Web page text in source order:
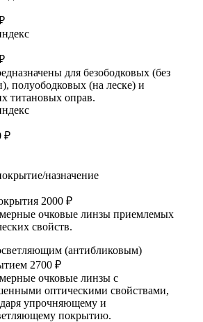
для безободковых (без
полуободковых (на леске) и
титановых оправ.
₽
назначение
2000 ₽
очковые линзы приемлемых
свойств.
(антибликовым)
2700 ₽
очковые линзы с
оптическими свойствами,
упрочняющему и
покрытию.